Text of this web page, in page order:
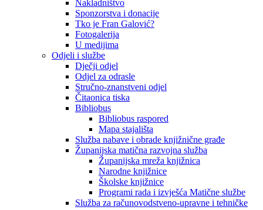
Nakladništvo
Sponzorstva i donacije
Tko je Fran Galović?
Fotogalerija
U medijima
Odjeli i službe
Dječji odjel
Odjel za odrasle
Stručno-znanstveni odjel
Čitaonica tiska
Bibliobus
Bibliobus raspored
Mapa stajališta
Služba nabave i obrade knjižnične građe
Županijska matična razvojna služba
Županijska mreža knjižnica
Narodne knjižnice
Školske knjižnice
Programi rada i izvješća Matične službe
Služba za računovodstveno-upravne i tehničke